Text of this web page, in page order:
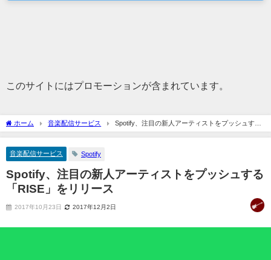
このサイトにはプロモーションが含まれています。
ホーム 音楽配信サービス
Spotify、注目の新人アーティストをプッシュする
「RISE」をリリース
音楽配信サービス Spotify
Spotify、注目の新人アーティストをプッシュする
「RISE」をリリース
2017年10月23日 2017年12月2日